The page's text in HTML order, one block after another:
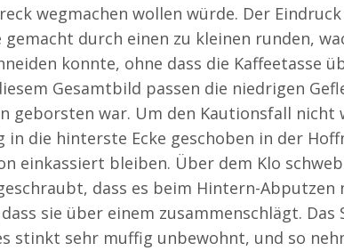
wegmachen wollen würde. Der
durch einen zu kleinen runden,
konnte, ohne dass die Kaffeetasse
Gesamtbild passen die niedrigen
geborsten war. Um den Kautionsfall
in die hinterste Ecke geschoben in der
einkassiert bleiben. Über dem Klo
dass es beim Hintern-
sie über einem zusammenschlägt.
stinkt sehr muffig unbewohnt, und so